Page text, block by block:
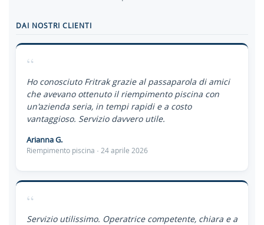
DAI NOSTRI CLIENTI
“
Ho conosciuto Fritrak grazie al passaparola di amici
che avevano ottenuto il riempimento piscina con
un'azienda seria, in tempi rapidi e a costo
vantaggioso. Servizio davvero utile.
Arianna G.
Riempimento piscina · 24 aprile 2026
“
Servizio utilissimo. Operatrice competente, chiara e a